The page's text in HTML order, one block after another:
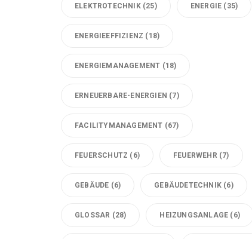
ELEKTROTECHNIK(25) ENERGIE (35)
ENERGIEEFFIZIENZ (18)
ENERGIEMANAGEMENT (18)
ERNEUERBARE-ENERGIEN (7)
FACILITYMANAGEMENT (67)
FEUERSCHUTZ (6) FEUERWEHR (7)
GEBÄUDE (6) GEBÄUDETECHNIK (6)
GLOSSAR (28) HEIZUNGSANLAGE (6)